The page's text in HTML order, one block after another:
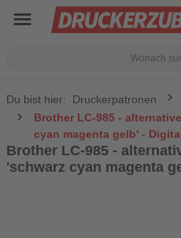
menu
Du bist hier: Druckerpatronen
Brother LC-985 -
cyan magenta gelb' -
Brother LC-985 -
'schwarz cyan magenta